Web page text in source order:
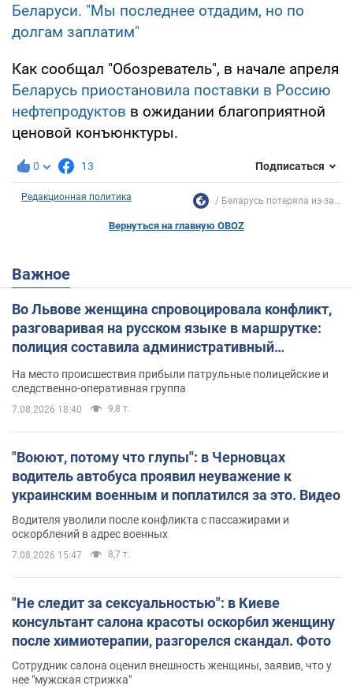
Беларуси. "Мы последнее отдадим, но по
долгам заплатим"
Как сообщал "Обозреватель", в начале апреля
Беларусь приостановила поставки в Россию
нефтепродуктов в ожидании благоприятной
ценовой конъюнктуры.
0 13 Подписаться
Редакционная политика Беларусь потеряла из-за...
Вернуться на главную OBOZ
Важное
Во Львове женщина спровоцировала конфликт,
разговаривая на русском языке в маршрутке:
полиция составила административный
На место происшествия прибыли патрульные полицейские и
следственно-оперативная группа
7.08.2026 18:40 9,8 т.
"Воюют, потому что глупы": в Черновцах
водитель автобуса проявил неуважение к
украинским военным и поплатился за это. Видео
Водителя уволили после конфликта с пассажирами и
оскорблений в адрес военных
7.08.2026 15:47 8,7 т.
"Не следит за сексуальностью": в Киеве
консультант салона красоты оскорбил женщину
после химиотерапии, разгорелся скандал. Фото
Сотрудник салона оценил внешность женщины, заявив, что у
нее "мужская стрижка"